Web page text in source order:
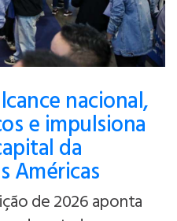
nacional,
e impulsiona
da
Américas
de 2026 aponta